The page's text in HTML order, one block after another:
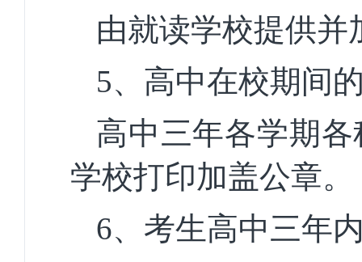
由就读学校提供
5、 高中在校期间
高中三年各学期
学校打印加盖公章。
6、 考生高中三年